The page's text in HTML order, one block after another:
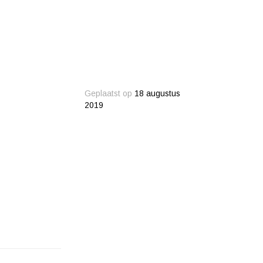
Geplaatst op 18 augustus
2019